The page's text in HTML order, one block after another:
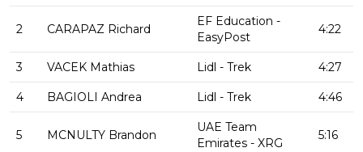
2 CARAPAZ Richard
EF Education -
EasyPost
4:22
3 VACEK Mathias Lidl - Trek 4:27
4 BAGIOLI Andrea Lidl - Trek 4:46
5 MCNULTY Brandon
UAE Team
Emirates - XRG
5:16